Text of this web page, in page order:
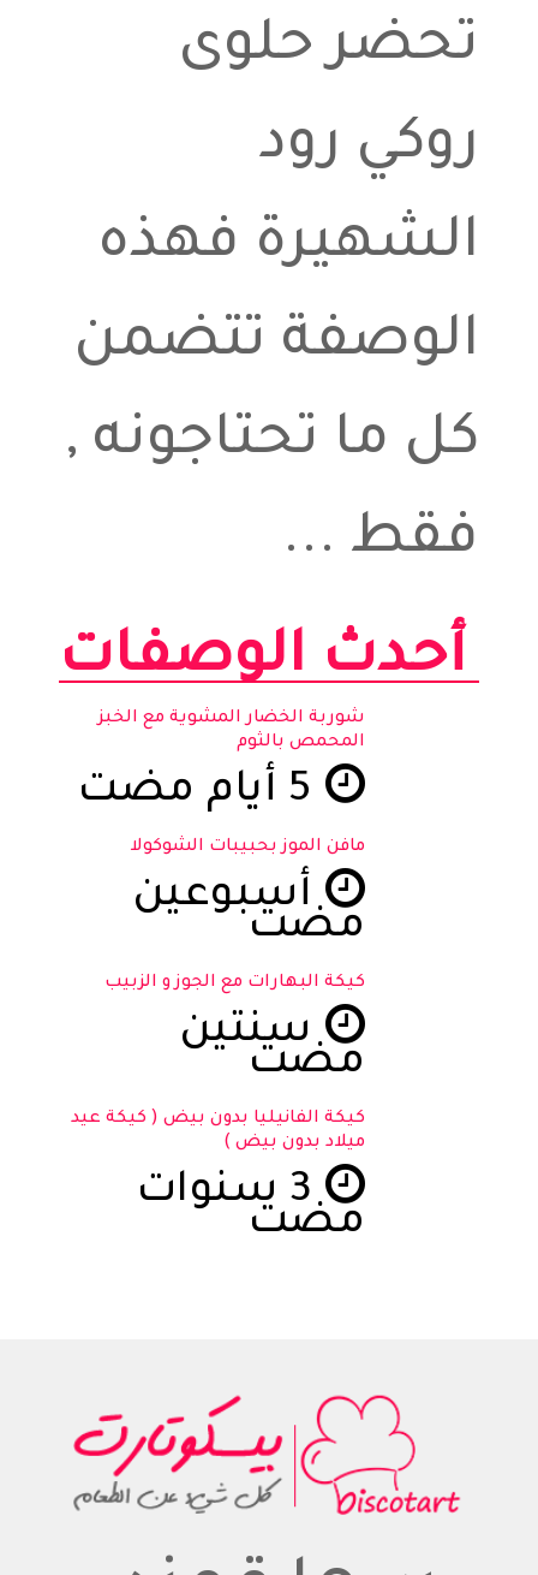
تحضر حلوى
روكي رود
الشهيرة فهذه
الوصفة تتضمن
كل ما تحتاجونه ,
فقط ...
أحدث الوصفات
شوربة الخضار المشوية مع الخبز
المحمص بالثوم
مافن الموز بحبيبات الشوكولا
أسبوعين
مضت
كيكة البهارات مع الجوز و الزبيب
سنتين
مضت
كيكة الفانيليا بدون بيض ( كيكة عيد
ميلاد بدون بيض )
3 سنوات
مضت